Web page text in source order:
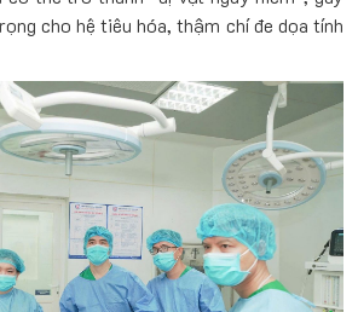
cho hệ tiêu hóa, thậm chí đe dọa tính